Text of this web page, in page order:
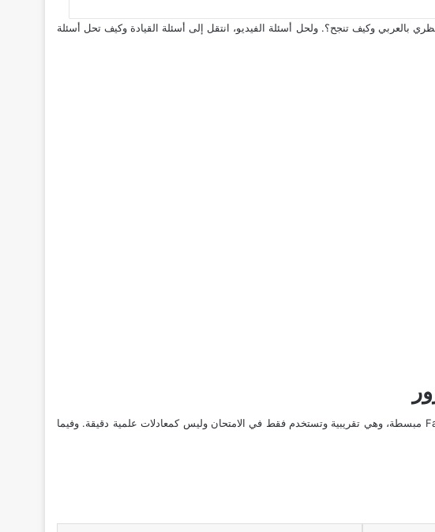
بالعربي وكيف تنجح؟. ولحل أسئلة الفيديو، انتقل إلى أسئلة القيادة وكيف تحل أسئلة
في الامتحان النظري الألماني، ستحتاج إلى حساب 5 أنواع رئيسية من المسافات. تذكر أن هذه الصيغ هي «قواعد إبهام» Faustformeln مبسطة، وهي تقريبية وتستخدم فقط في الامتحان وليس كمعادلات علمية دقيقة. وفيما